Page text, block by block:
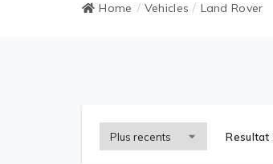
Home / Vehicles / Land Rover
Resultat